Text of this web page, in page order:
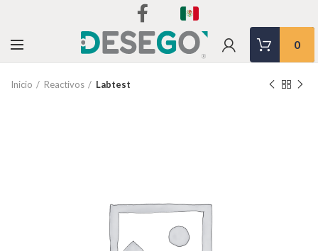
0
Inicio Reactivos Labtest